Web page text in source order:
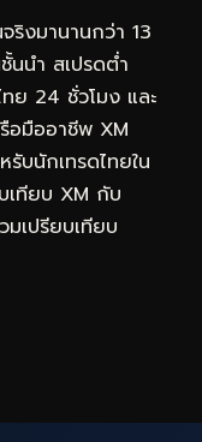
ริงมานานกว่า 13
นนำ สเปรดต่ำ
ทย 24 ชั่วโมง และ
อมืออาชีพ XM
บนักเทรดไทยใน
เทียบ XM กับ
มเปรียบเทียบ